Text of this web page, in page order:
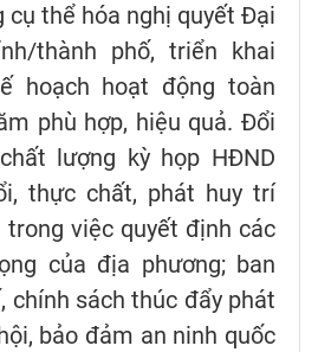
cụ thể hóa nghị quyết Đại
thành phố, triển khai
hoạch hoạt động toàn
phù hợp, hiệu quả. Đổi
lượng kỳ họp HĐND
thực chất, phát huy trí
việc quyết định các
của địa phương; ban
chính sách thúc đẩy phát
bảo đảm an ninh quốc